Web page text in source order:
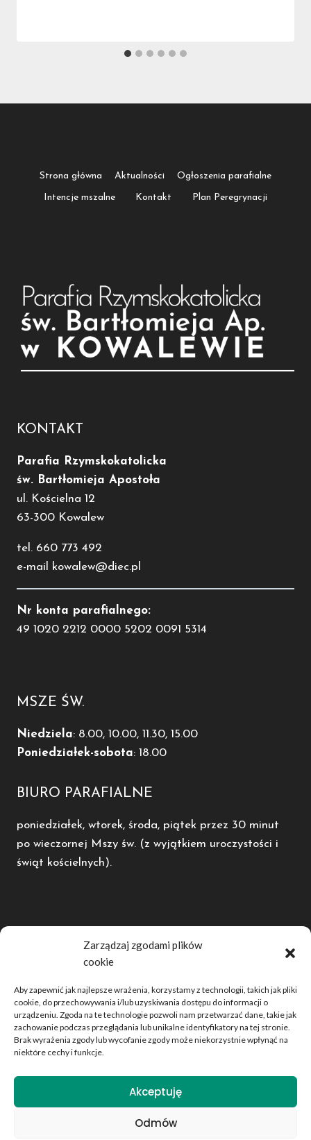
Zarządzaj zgodami plików
cookie
Aby zapewnić jak najlepsze wrażenia, korzystamy z technologii, takich jak pliki
cookie, do przechowywania i/lub uzyskiwania dostępu do informacji o
urządzeniu. Zgoda na te technologie pozwoli nam przetwarzać dane, takie jak
zachowanie podczas przeglądania lub unikalne identyfikatory na tej stronie.
Brak wyrażenia zgody lub wycofanie zgody może niekorzystnie wpłynąć na
niektóre cechy i funkcje.
Akceptuję
Odmów
Strona główna Aktualności Ogłoszenia parafialne
Intencje mszalne Kontakt Plan Peregrynacji
KONTAKT
Parafia Rzymskokatolicka
św. Bartłomieja Apostoła
ul. Kościelna 12
63-300 Kowalew
tel. 660 773 492
e-mail kowalew@diec.pl
Nr konta parafialnego:
49 1020 2212 0000 5202 0091 5314
MSZE ŚW.
Niedziela: 8.00, 10.00, 11.30, 15.00
Poniedziałek-sobota: 18.00
BIURO PARAFIALNE
poniedziałek, wtorek, środa, piątek przez 30 minut
po wieczornej Mszy św. (z wyjątkiem uroczystości i
świąt kościelnych).
Diecezja Kaliska
Dwutygodnik Opiekun
Telewizja domjozefa.tv
Polityka plików cookies